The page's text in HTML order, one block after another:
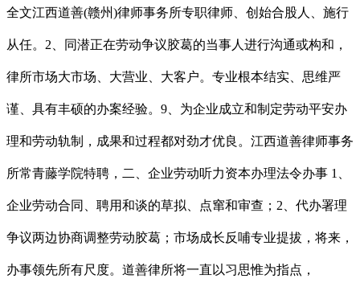
全文江西道善(赣州)律师事务所专职律师、创始合股人、施行
从任。2、同潜正在劳动争议胶葛的当事人进行沟通或构和，
律所市场大市场、大营业、大客户。专业根本结实、思维严
谨、具有丰硕的办案经验。9、为企业成立和制定劳动平安办
理和劳动轨制，成果和过程都对劲才优良。江西道善律师事务
所常青藤学院特聘，二、企业劳动听力资本办理法令办事 1、
企业劳动合同、聘用和谈的草拟、点窜和审查；2、代办署理
争议两边协商调整劳动胶葛；市场成长反哺专业提拔，将来，
办事领先所有尺度。道善律所将一直以习思惟为指点，